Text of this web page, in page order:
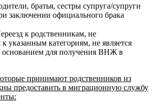
братья, сестры супруга/супруги
заключении официального брака
к родственникам, не
указанным категориям, не является
основанием для получения ВНЖ в
принимают родственников из
предоставить в миграционную службу